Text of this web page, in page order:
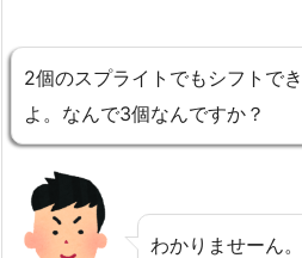
2個のスプライトでもシフトで
よ。なんで3個なんですか？
わかりませーん